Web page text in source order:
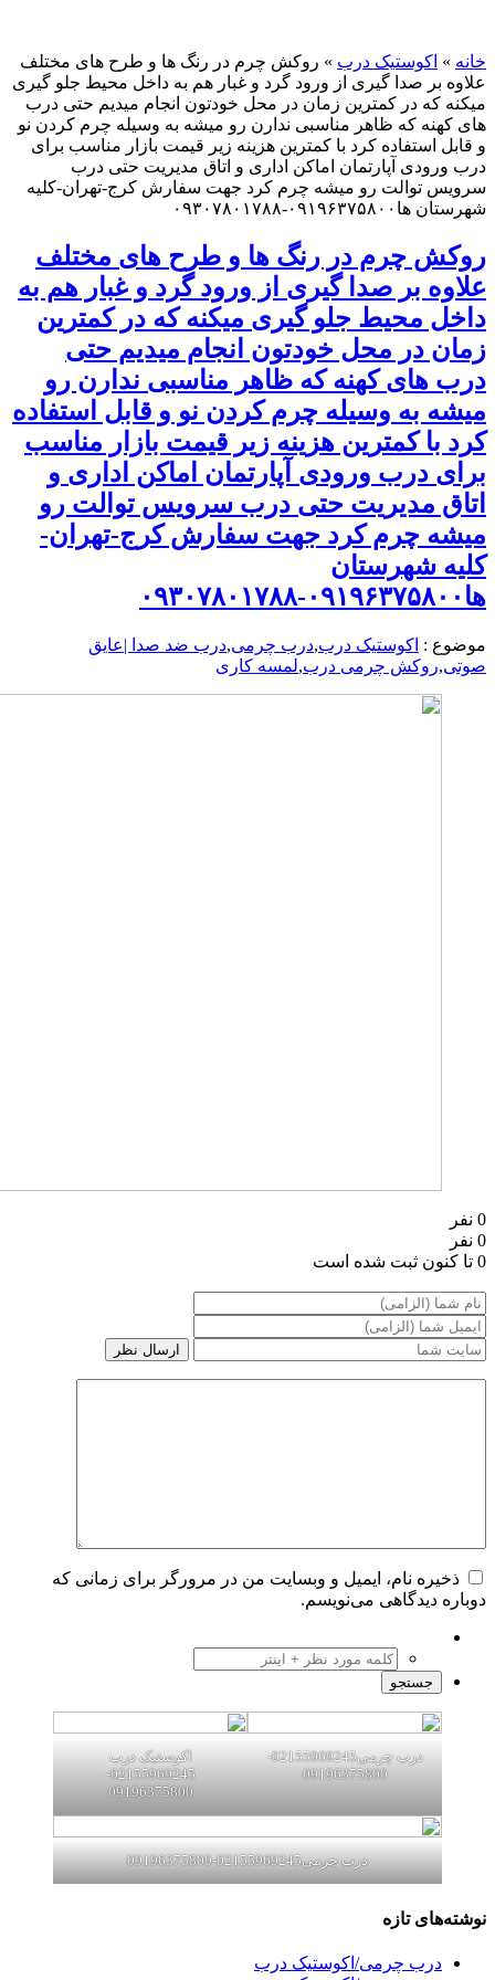
اکوستیک درب» روکش چرم در رنگ ها و طرح های مختلف
صدا گیری از ورود گرد و غبار هم به داخل محیط جلو گیری
در کمترین زمان در محل خودتون انجام میدیم حتی درب
که ظاهر مناسبی ندارن رو میشه به وسیله چرم کردن نو
کرد با کمترین هزینه زیر قیمت بازار مناسب برای
آپارتمان اماکن اداری و اتاق مدیریت حتی درب
توالت رو میشه چرم کرد جهت سفارش کرج-تهران-کلیه
۰۹۳۰۷۸۰۱۷۸۸
چرم در رنگ ها و طرح های مختلف
بر صدا گیری از ورود گرد و غبار هم به
محیط جلو گیری میکنه که در کمترین
در محل خودتون انجام میدیم حتی
کهنه که ظاهر مناسبی ندارن رو
به وسیله چرم کردن نو و قابل استفاده
کمترین هزینه زیر قیمت بازار مناسب
درب ورودی آپارتمان اماکن اداری و
مدیریت حتی درب سرویس توالت رو
چرم کرد جهت سفارش کرج-تهران-
شهرستان
:اکوستیک درب,درب چرمی, درب ضد صدا |عایق
روکش چرمی درب,لمسه کاری
نام، ایمیل و وبسایت من در مرورگر برای زمانی که
دیدگاهی می‌نویسم.
درب چرمی02155969245-
09196375800
اکوستیک درب
02155969245-
09196375800
درب چرمی02155969245-09196375800
تازه
چرمی/اکوستیک درب